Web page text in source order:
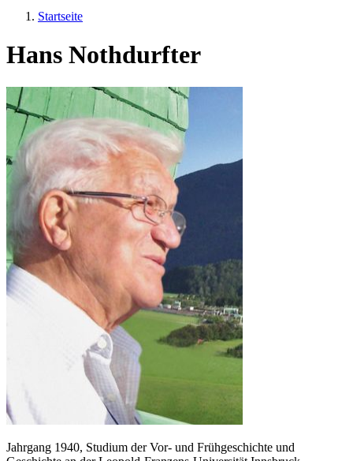
Startseite
Hans Nothdurfter
Jahrgang 1940, Studium der Vor- und Frühgeschichte und